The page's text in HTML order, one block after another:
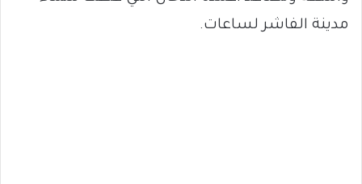
مدينة الفاشر لساعات.